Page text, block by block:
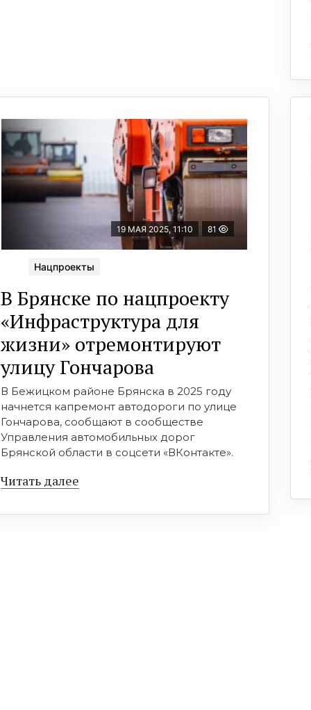
19 МАЯ 2025, 11:10 81
Нацпроекты
В Брянске по нацпроекту
«Инфраструктура для
жизни» отремонтируют
улицу Гончарова
В Бежицком районе Брянска в 2025 году
начнется капремонт автодороги по улице
Гончарова, сообщают в сообществе
Управления автомобильных дорог
Брянской области в соцсети «ВКонтакте».
Читать далее